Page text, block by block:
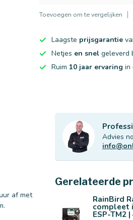
Toevoegen om te vergelijken
Laagste prijsgarantie
Netjes en snel geleverd
Ruim 10 jaar ervaring in
af met
Advies
Gerelateerde
RainBird
compleet
ESP-TM2